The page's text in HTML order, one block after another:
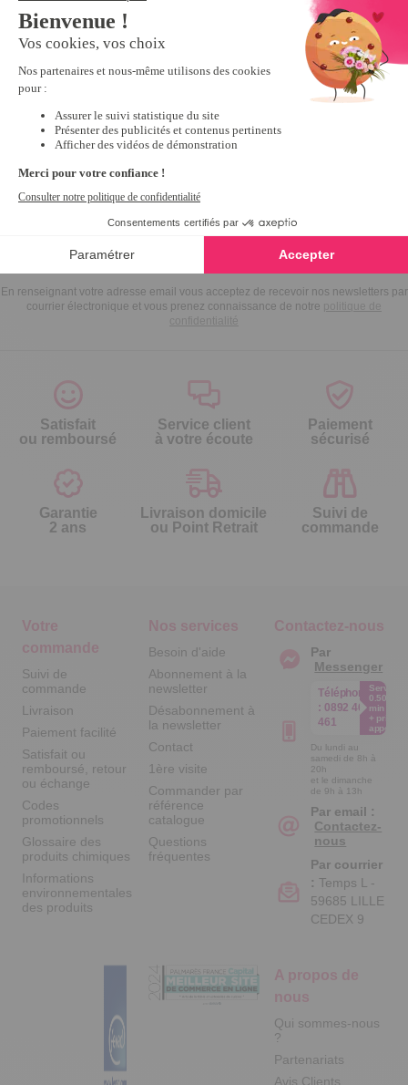
Inscrivez-vous à notre
newsletter
10€ offerts
dès 30€ d’achats - condition dans votre e-mail de confirmation
Recevez nos nouveautés et avantages exclusifs par email
Je
m’inscris
En renseignant votre adresse email vous acceptez de recevoir nos newsletters par
courrier électronique et vous prenez connaissance de notre politique de
confidentialité
Satisfait
ou remboursé
Service client
à votre écoute
Paiement
sécurisé
Garantie
2 ans
Livraison domicile
ou Point Retrait
Suivi de
commande
Votre
commande
Suivi de
commande
Livraison
Paiement facilité
Satisfait ou
remboursé, retour
ou échange
Codes
promotionnels
Glossaire des
produits chimiques
Informations
environnementales
des produits
Nos services
Besoin d'aide
Abonnement à la
newsletter
Désabonnement à
la newsletter
Contact
1ère visite
Commander par
référence
catalogue
Questions
fréquentes
A propos de
nous
Qui sommes-nous
?
Partenariats
Avis Clients
Contactez-nous
Par
Messenger
Téléphone
: 0892 461
461
Service
0.50€ /
min
+ prix
appel
Du lundi au
samedi de 8h à
20h
et le dimanche
de 9h à 13h
Par email :
Contactez-
nous
Par courrier
: Temps L -
59685 LILLE
CEDEX 9